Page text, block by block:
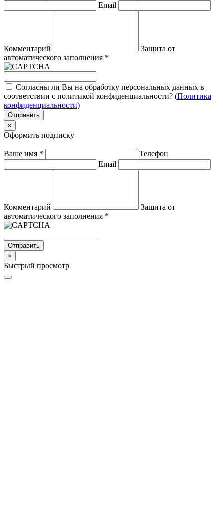
Email
Комментарий
Защита от
автоматического заполнения *
Согласны ли Вы на обработку персональных данных в
соответствии с политикой конфиденциальности? (Политика
конфиденциальности)
Отправить
×
Оформить подписку
Ваше имя *
Телефон
Email
Комментарий
Защита от
автоматического заполнения *
Отправить
×
Быстрый просмотр